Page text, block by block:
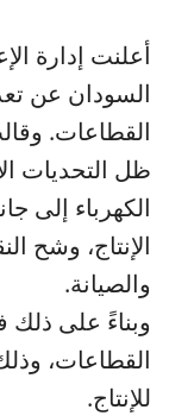
أعلنت إدارة
السودان عن
القطاعات.
ظل التحديات
الكهرباء إلى
الإنتاج، وشح
والصيانة.
وبناءً على ذلك
القطاعات،
للإنتاج.